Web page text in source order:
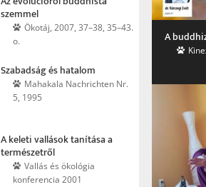
szemmel
Ökotáj, 2007, 37–38, 35–43.
o.
Szabadság és hatalom
Mahakala Nachrichten Nr.
5, 1995
A keleti vallások tanítása a
természetről
Vallás és ökológia
konferencia 2001
A